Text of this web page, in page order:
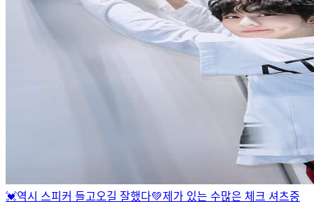
💓역시 스피커 들고오길 잘했다💚제가 있는 수많은 체크 셔츠중